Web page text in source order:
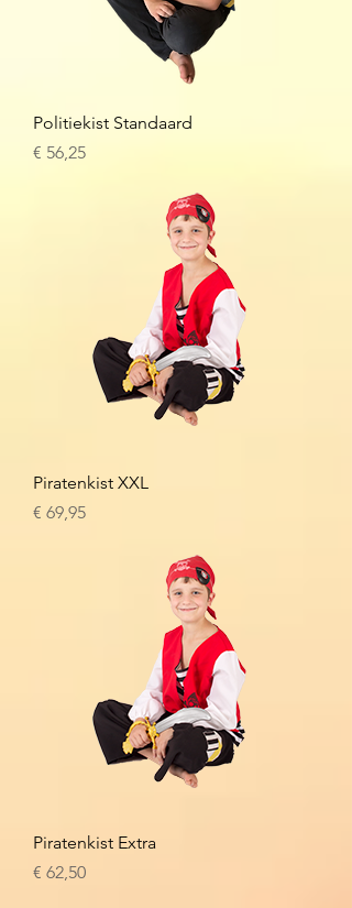
Politiekist Standaard
Prijs
€ 56,25
Piratenkist XXL
Prijs
€ 69,95
Piratenkist Extra
Prijs
€ 62,50